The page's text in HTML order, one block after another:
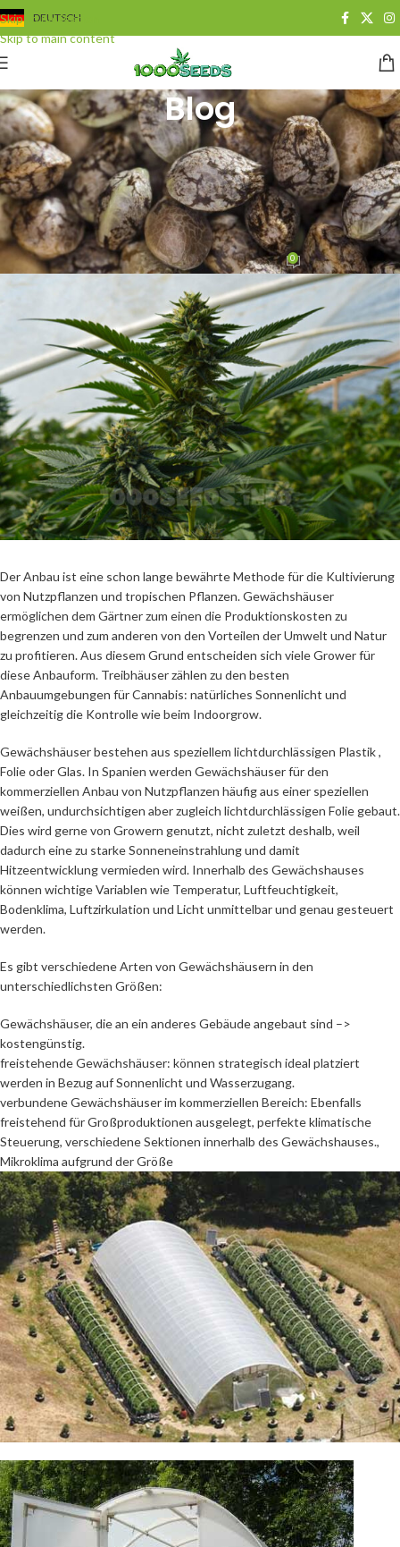
Skip to navigation
Skip to main content
DEUTSCH
Blog
BLOG,GROWING
Cannabisanbau im
Gewächshaus – eine der
effektivsten Grow-Methoden
Juan CervantesOn 25. März 2014 0
Der Anbau ist eine schon lange bewährte Methode für die Kultivierung
von Nutzpflanzen und tropischen Pflanzen. Gewächshäuser
ermöglichen dem Gärtner zum einen die Produktionskosten zu
begrenzen und zum anderen von den Vorteilen der Umwelt und Natur
zu profitieren. Aus diesem Grund entscheiden sich viele Grower für
diese Anbauform. Treibhäuser zählen zu den besten
Anbauumgebungen für Cannabis: natürliches Sonnenlicht und
gleichzeitig die Kontrolle wie beim Indoorgrow.
Gewächshäuser bestehen aus speziellem lichtdurchlässigen Plastik ,
Folie oder Glas. In Spanien werden Gewächshäuser für den
kommerziellen Anbau von Nutzpflanzen häufig aus einer speziellen
weißen, undurchsichtigen aber zugleich lichtdurchlässigen Folie gebaut.
Dies wird gerne von Growern genutzt, nicht zuletzt deshalb, weil
dadurch eine zu starke Sonneneinstrahlung und damit
Hitzeentwicklung vermieden wird. Innerhalb des Gewächshauses
können wichtige Variablen wie Temperatur, Luftfeuchtigkeit,
Bodenklima, Luftzirkulation und Licht unmittelbar und genau gesteuert
werden.
Es gibt verschiedene Arten von Gewächshäusern in den
unterschiedlichsten Größen:
Gewächshäuser, die an ein anderes Gebäude angebaut sind –>
kostengünstig.
freistehende Gewächshäuser: können strategisch ideal platziert
werden in Bezug auf Sonnenlicht und Wasserzugang.
verbundene Gewächshäuser im kommerziellen Bereich: Ebenfalls
freistehend für Großproduktionen ausgelegt, perfekte klimatische
Steuerung, verschiedene Sektionen innerhalb des Gewächshauses.,
Mikroklima aufgrund der Größe